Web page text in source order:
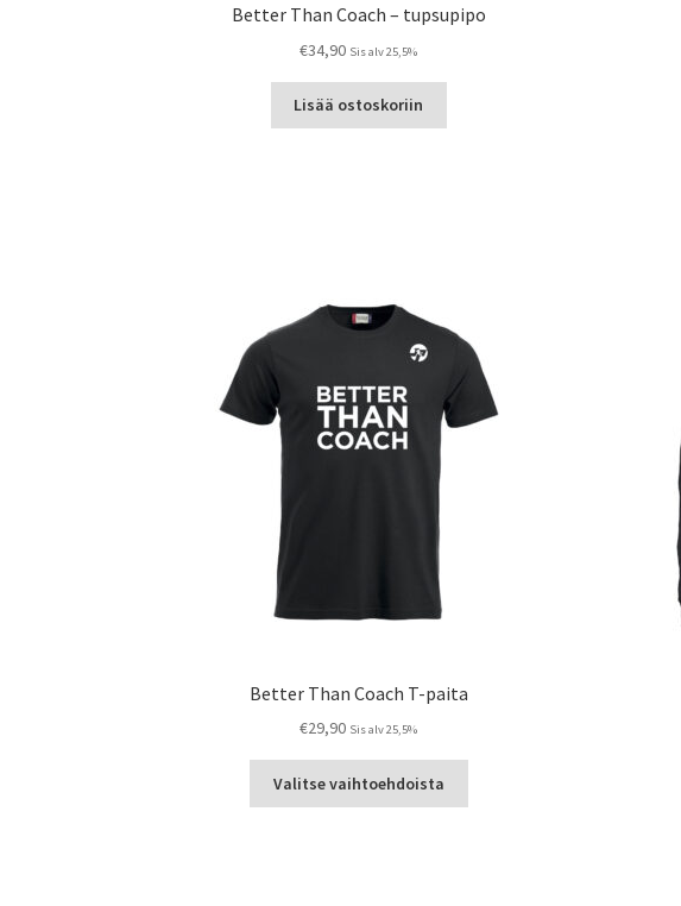
Better Than Coach – tupsupipo
€34,90 Sis alv 25,5%
Lisää ostoskoriin
Better Than Coach T-paita
€29,90 Sis alv 25,5%
Valitse vaihtoehdoista